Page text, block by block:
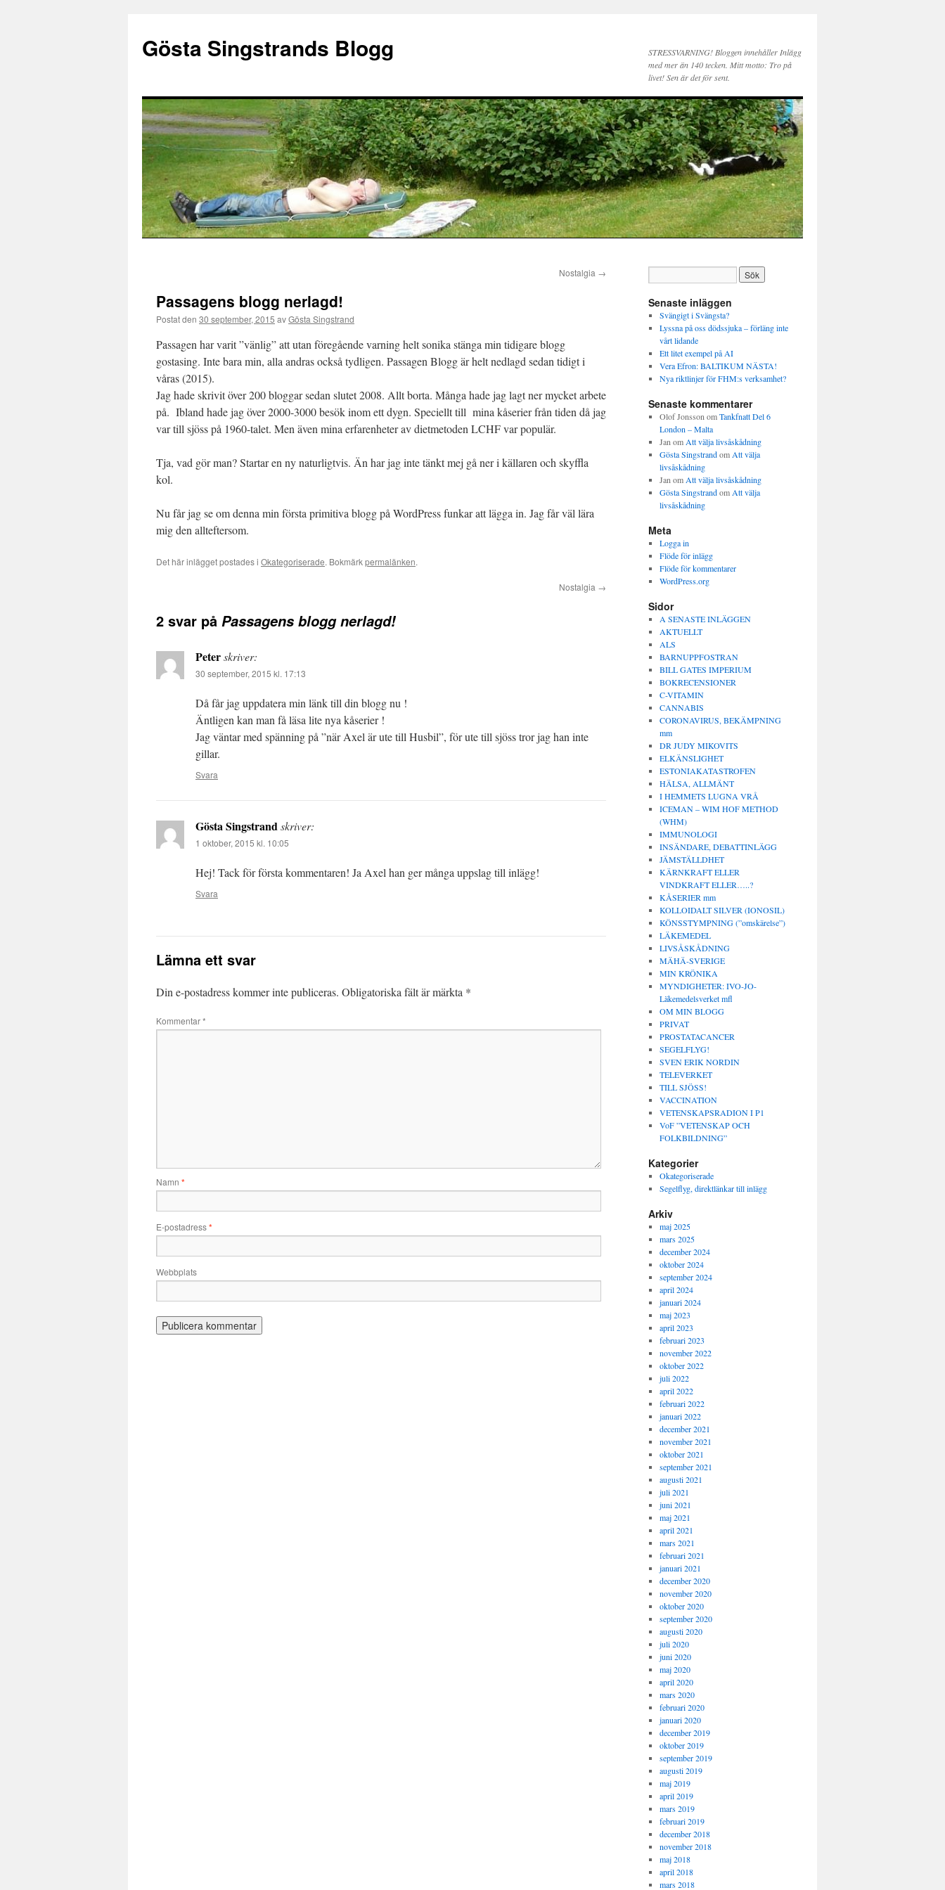
Gösta Singstrands Blogg
STRESSVARNING! Bloggen innehåller Inlägg
med mer än 140 tecken. Mitt motto: Tro på
livet! Sen är det för sent.
innehåll
Nostalgia →
Passagens blogg nerlagd!
Postat den 30 september, 2015 avGösta Singstrand
Passagen har varit ”vänlig” att utan föregående varning helt sonika stänga min tidigare blogg
gostasing. Inte bara min, alla andras också tydligen. Passagen Blogg är helt nedlagd sedan tidigt i
våras (2015).
Jag hade skrivit över 200 bloggar sedan slutet 2008. Allt borta. Många hade jag lagt ner mycket arbete
på. Ibland hade jag över 2000-3000 besök inom ett dygn. Speciellt till mina kåserier från tiden då jag
var till sjöss på 1960-talet. Men även mina erfarenheter av dietmetoden LCHF var populär.
Tja, vad gör man? Startar en ny naturligtvis. Än har jag inte tänkt mej gå ner i källaren och skyffla
kol.
Nu får jag se om denna min första primitiva blogg på WordPress funkar att lägga in. Jag får väl lära
mig den allteftersom.
Det här inlägget postades i Okategoriserade. Bokmärkpermalänken.
Nostalgia →
2 svar på Passagens blogg nerlagd!
Peterskriver:
30 september, 2015 kl. 17:13
Då får jag uppdatera min länk till din blogg nu !
Äntligen kan man få läsa lite nya kåserier !
Jag väntar med spänning på ”när Axel är ute till Husbil”, för ute till sjöss tror jag han inte
gillar.
Svara
Gösta Singstrandskriver:
1 oktober, 2015 kl. 10:05
Hej! Tack för första kommentaren! Ja Axel han ger många uppslag till inlägg!
Svara
Lämna ett svar
Din e-postadress kommer inte publiceras. Obligatoriska fält är märkta *
Kommentar*
Namn *
E-postadress*
Webbplats
Senaste inläggen
Svängigt i Svängsta?
Lyssna på oss dödssjuka – förläng inte
vårt lidande
Ett litet exempel på AI
Vera Efron: BALTIKUM NÄSTA!
Nya riktlinjer för FHM:s verksamhet?
Senaste kommentarer
Olof Jonsson omTankfnatt Del 6
London – Malta
Jan om Att välja livsåskådning
Gösta Singstrandom Att välja
livsåskådning
Jan om Att välja livsåskådning
Gösta Singstrandom Att välja
livsåskådning
Meta
Logga in
Flöde för inlägg
Flöde för kommentarer
WordPress.org
Sidor
A SENASTE INLÄGGEN
AKTUELLT
ALS
BARNUPPFOSTRAN
BILL GATES IMPERIUM
BOKRECENSIONER
C-VITAMIN
CANNABIS
CORONAVIRUS, BEKÄMPNING
mm
DR JUDY MIKOVITS
ELKÄNSLIGHET
ESTONIAKATASTROFEN
HÄLSA, ALLMÄNT
I HEMMETS LUGNA VRÅ
ICEMAN – WIM HOF METHOD
(WHM)
IMMUNOLOGI
INSÄNDARE, DEBATTINLÄGG
JÄMSTÄLLDHET
KÄRNKRAFT ELLER
VINDKRAFT ELLER…..?
KÅSERIER mm
KOLLOIDALT SILVER (IONOSIL)
KÖNSSTYMPNING (”omskärelse”)
LÄKEMEDEL
LIVSÅSKÅDNING
MÄHÄ-SVERIGE
MIN KRÖNIKA
MYNDIGHETER: IVO-JO-
Läkemedelsverket mfl
OM MIN BLOGG
PRIVAT
PROSTATACANCER
SEGELFLYG!
SVEN ERIK NORDIN
TELEVERKET
TILL SJÖSS!
VACCINATION
VETENSKAPSRADION I P1
VoF ”VETENSKAP OCH
FOLKBILDNING”
Kategorier
Okategoriserade
Segelflyg, direktlänkar till inlägg
Arkiv
maj 2025
mars 2025
december 2024
oktober 2024
september 2024
april 2024
januari 2024
maj 2023
april 2023
februari 2023
november 2022
oktober 2022
juli 2022
april 2022
februari 2022
januari 2022
december 2021
november 2021
oktober 2021
september 2021
augusti 2021
juli 2021
juni 2021
maj 2021
april 2021
mars 2021
februari 2021
januari 2021
december 2020
november 2020
oktober 2020
september 2020
augusti 2020
juli 2020
juni 2020
maj 2020
april 2020
mars 2020
februari 2020
januari 2020
december 2019
oktober 2019
september 2019
augusti 2019
maj 2019
april 2019
mars 2019
februari 2019
december 2018
november 2018
maj 2018
april 2018
mars 2018